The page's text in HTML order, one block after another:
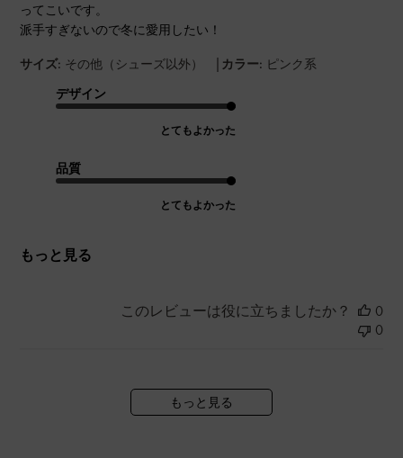
ってこいです。
派手すぎないので冬に愛用したい！
サイズ: その他（シューズ以外） | カラー: ピンク系
デザイン
とてもよかった
品質
とてもよかった
もっと見る
このレビューは役に立ちましたか？
0
0
もっと見る